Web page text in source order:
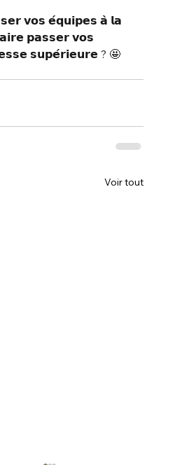
𝘃𝗼𝘀 𝗲́𝗾𝘂𝗶𝗽𝗲𝘀 𝗮̀ 𝗹𝗮
𝗽𝗮𝘀𝘀𝗲𝗿 𝘃𝗼𝘀
𝘀𝘂𝗽𝗲́𝗿𝗶𝗲𝘂𝗿𝗲 ? 🤩
Voir tout